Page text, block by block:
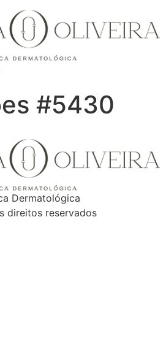
#5430
Dermatológica
direitos reservados